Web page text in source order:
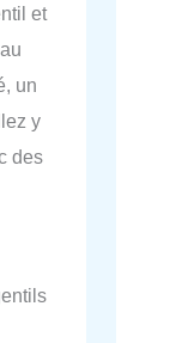
et
un
y
des